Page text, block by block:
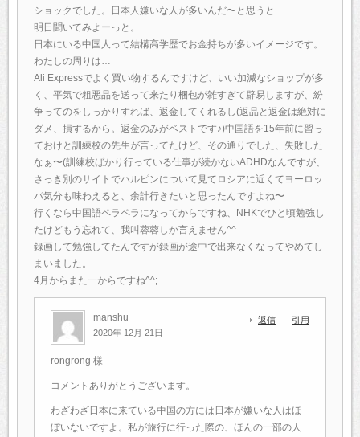
ショックでした。日本人嫌いな人が多いんだ〜と思うと
明日聞いてみよーっと。
日本にいる中国人って結構高学歴でお金持ちが多いイメージです。
わたしの周りは…
Ali Expressでよく買い物するんですけど、いい加減なショップが多
く、平気で粗悪品を送って来たり梱包が雑すぎて辟易しますが、紛
争ってのをしっかりすれば、返金してくれるし(返品と返金は絶対に
ダメ、損するから。返金のみがベストです♪)中国語を15年前に習っ
ておけと訓練校の先生が言ってたけど、その通りでした、失敗した
なぁ〜(訓練校ばかり行っている仕事が続かないADHDなんですが、
さっき別のサイトでハルピンについて見てロシアに近くてヨーロッ
パ気分も味わえると、余計行きたいと思ったんですよね〜
行くなら中国語ペラペラになってからですね、NHKでひと頃勉強し
たけどもう忘れて、我叫蓉蓉しか言えません^^
録画して勉強してたんですが録画が途中で出来なくなってやめてし
まいました。
4月からまた一からですね^^;
manshu
2020年 12月 21日
返信 引用
rongrong 様
コメントありがとうございます。
わざわざ日本に来ている中国の方には日本が嫌いな人はほ
ぼいないですよ。私が旅行に行った際の、ほんの一部の人